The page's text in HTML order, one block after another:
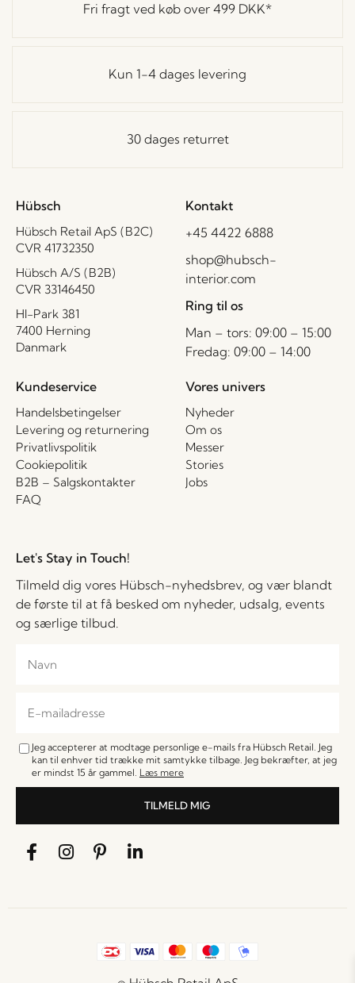
Fri fragt ved køb over 499 DKK*
Kun 1-4 dages levering
30 dages returret
Hübsch
Hübsch Retail ApS (B2C)
CVR 41732350
Hübsch A/S (B2B)
CVR 33146450
HI-Park 381
7400 Herning
Danmark
Kontakt
+45 4422 6888
shop@hubsch-
interior.com
Ring til os
Man – tors: 09:00 – 15:00
Fredag: 09:00 – 14:00
Kundeservice
Handelsbetingelser
Levering og returnering
Privatlivspolitik
Cookiepolitik
B2B – Salgskontakter
FAQ
Vores univers
Nyheder
Om os
Messer
Stories
Jobs
Let's Stay in Touch!
Tilmeld dig vores Hübsch-nyhedsbrev, og vær blandt
de første til at få besked om nyheder, udsalg, events
og særlige tilbud.
Jeg accepterer at modtage personlige e-mails fra Hübsch Retail. Jeg
kan til enhver tid trække mit samtykke tilbage. Jeg bekræfter, at jeg
er mindst 15 år gammel. Læs mere
TILMELD MIG